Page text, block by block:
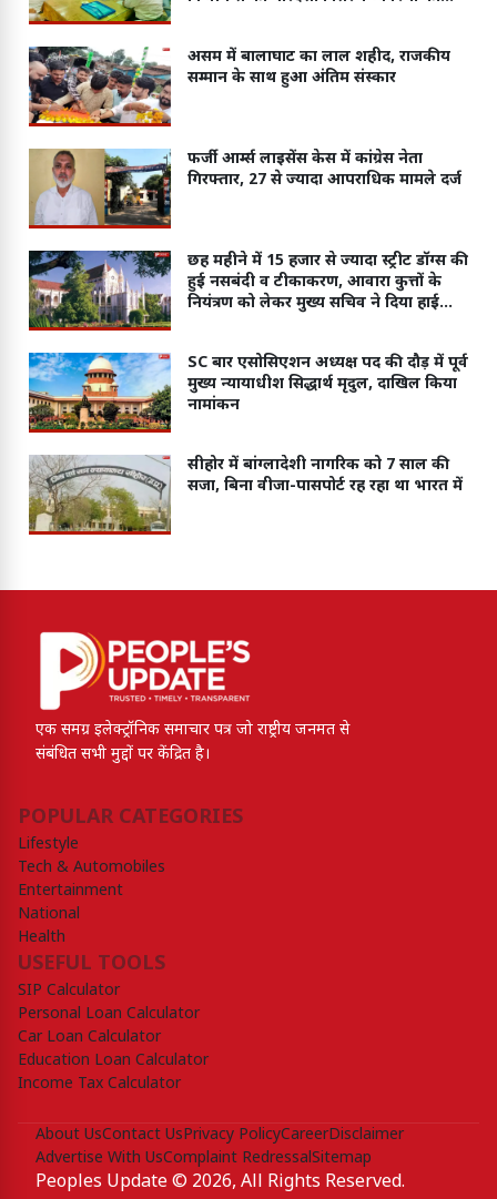
असम में बालाघाट का लाल शहीद, राजकीय
सम्मान के साथ हुआ अंतिम संस्कार
फर्जी आर्म्स लाइसेंस केस में कांग्रेस नेता
गिरफ्तार, 27 से ज्यादा आपराधिक मामले दर्ज
छह महीने में 15 हजार से ज्यादा स्ट्रीट डॉग्स की
हुई नसबंदी व टीकाकरण, आवारा कुत्तों के
नियंत्रण को लेकर मुख्य सचिव ने दिया हाईकोर्ट
SC बार एसोसिएशन अध्यक्ष पद की दौड़ में पूर्व
मुख्य न्यायाधीश सिद्धार्थ मृदुल, दाखिल किया
नामांकन
सीहोर में बांग्लादेशी नागरिक को 7 साल की
सजा, बिना वीजा-पासपोर्ट रह रहा था भारत में
एक समग्र इलेक्ट्रॉनिक समाचार पत्र जो राष्ट्रीय जनमत से
संबंधित सभी मुद्दों पर केंद्रित है।
POPULAR CATEGORIES
Lifestyle
Tech & Automobiles
Entertainment
National
Health
USEFUL TOOLS
SIP Calculator
Personal Loan Calculator
Car Loan Calculator
Education Loan Calculator
Income Tax Calculator
About UsContact UsPrivacy PolicyCareerDisclaimer
Advertise With UsComplaint RedressalSitemap
Peoples Update © 2026, All Rights Reserved.